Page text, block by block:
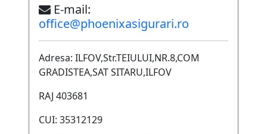
E-mail:
office@phoenixasigurari.ro
Adresa: ILFOV,Str.TEIULUI,NR.8,COM
GRADISTEA,SAT SITARU,ILFOV
RAJ 403681
CUI: 35312129